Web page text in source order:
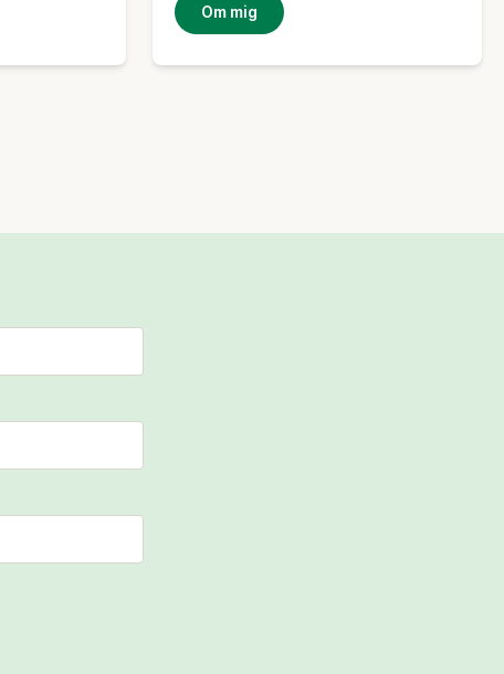
Om mig